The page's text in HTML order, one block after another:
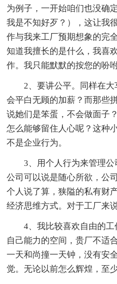
为例子，一开始咱们也没确
我是不知好歹？），这让我
作与我来工厂预期想象的完
知道我擅长的是什么，我喜
作。我只能默默的按您的吩
2、要讲公平。同样在
会平白无顾的加薪？而那些
说她们是笨蛋，不会做面子
怎么能够留住人心呢？这种
不是企业行为。
3、用个人行为来管理
公司可以说是随心所欲，公
个人说了算，狭隘的私有财
经济思维方式。对于工厂来
4、我比较喜欢自由的
自己能力的空间，贵厂不适
一天和尚撞一天钟，没有安
觉。无论以前怎么辉煌，至